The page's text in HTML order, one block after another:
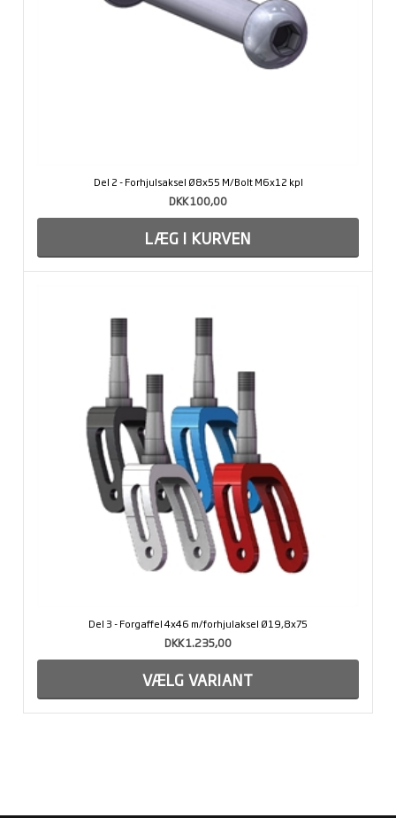
Del 2 - Forhjulsaksel Ø8x55 M/Bolt M6x12 kpl
DKK 100,00
Del 3 - Forgaffel 4x46 m/forhjulaksel Ø19,8x75
DKK 1.235,00